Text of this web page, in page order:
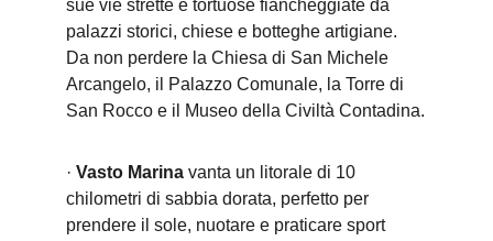
sue vie strette e tortuose fiancheggiate da
palazzi storici, chiese e botteghe artigiane.
Da non perdere la Chiesa di San Michele
Arcangelo, il Palazzo Comunale, la Torre di
San Rocco e il Museo della Civiltà Contadina.
· Vasto Marina vanta un litorale di 10
chilometri di sabbia dorata, perfetto per
prendere il sole, nuotare e praticare sport